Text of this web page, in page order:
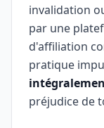
invalidation
par une
d'affiliation
pratique
préjudice de